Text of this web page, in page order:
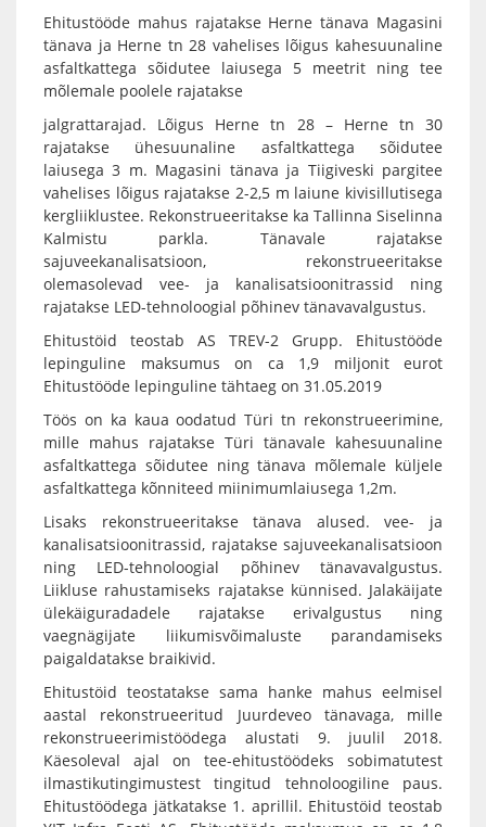
Ehitustööde mahus rajatakse Herne tänava Magasini
tänava ja Herne tn 28 vahelises lõigus kahesuunaline
asfaltkattega sõidutee laiusega 5 meetrit ning tee
mõlemale poolele rajatakse
jalgrattarajad. Lõigus Herne tn 28 – Herne tn 30
rajatakse ühesuunaline asfaltkattega sõidutee
laiusega 3 m. Magasini tänava ja Tiigiveski pargitee
vahelises lõigus rajatakse 2-2,5 m laiune kivisillutisega
kergliiklustee. Rekonstrueeritakse ka Tallinna Siselinna
Kalmistu parkla. Tänavale rajatakse
sajuveekanalisatsioon, rekonstrueeritakse
olemasolevad vee- ja kanalisatsioonitrassid ning
rajatakse LED-tehnoloogial põhinev tänavavalgustus.
Ehitustöid teostab AS TREV-2 Grupp. Ehitustööde
lepinguline maksumus on ca 1,9 miljonit eurot
Ehitustööde lepinguline tähtaeg on 31.05.2019
Töös on ka kaua oodatud Türi tn rekonstrueerimine,
mille mahus rajatakse Türi tänavale kahesuunaline
asfaltkattega sõidutee ning tänava mõlemale küljele
asfaltkattega kõnniteed miinimumlaiusega 1,2m.
Lisaks rekonstrueeritakse tänava alused. vee- ja
kanalisatsioonitrassid, rajatakse sajuveekanalisatsioon
ning LED-tehnoloogial põhinev tänavavalgustus.
Liikluse rahustamiseks rajatakse künnised. Jalakäijate
ülekäiguradadele rajatakse erivalgustus ning
vaegnägijate liikumisvõimaluste parandamiseks
paigaldatakse braikivid.
Ehitustöid teostatakse sama hanke mahus eelmisel
aastal rekonstrueeritud Juurdeveo tänavaga, mille
rekonstrueerimistöödega alustati 9. juulil 2018.
Käesoleval ajal on tee-ehitustöödeks sobimatutest
ilmastikutingimustest tingitud tehnoloogiline paus.
Ehitustöödega jätkatakse 1. aprillil. Ehitustöid teostab